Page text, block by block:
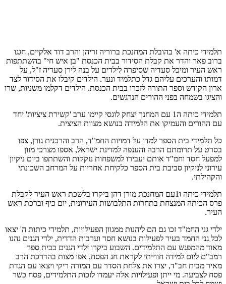
תלמידי כיתה א' בהובלת המחנכת ברוריה זריהן והרב דוד אלקיים, חגגו
ברוב פאר והדר את קבלת הסידור בבית הכנסת "בן איש חי" בהשתתפות
ראש העיר ומיכל סעדיה שסיפרה לילדים על בנה לירן סעדיה ז"ל, על
דמותו והערכים עליהם גדל כתלמיד ונער. הילדים קיבלו את הסידור לצד
ארון הקודש וספר התורה לזכרו בבית הכנסת. הילדים דקלמו משניות, שרו
והציגו בשמחה בפני ההורים הנרגשים.
תלמידי כיתה ה1 עם המחנך יצחק לוגסי קיימו ערב 'קשירת ציציות' יחד
עם ההורים והעמיקו את הלמידה בנושא מצוות הציצית.
כל תלמידי בית הספר למדו על דמויות החמ"ד, הרב והרבנית גורן, צפו
בסרט על תרומתם הרבה והענפה למדינת ישראל, אספו מצרכי מזון
למפעל חסד וחמ"ד אותם יעבירו למשפחות נזקקות והשתתפו ביום ניקיון
עירוני לניקיון סביבת בית הספר כלקיחת אחריות על המרחב השכונתי
והקהילתי.
תלמידי כיתה ו1עם המחנכת מורן דהן ביקרו בלשכת ראש העיר לקבלת
פרס הכיתה המנצחת בתחרות התלבושות העירונית, יום כיף וברכת ראש
העיר.
ילדי גני החמ"ד זכו גם הם ליהנות ממגוון הפעילויות, תלמידי כיתות ה' יצאו
לכל גני החמד בעיר לפעילות בנושא חסד וערבות הדדית, ילדי הגנים נהנו
מאוד מהמפגש עם התלמידים. השבוע ביקרו ילדי הגנים בבית ספר
רמב"ם ליום למידה חווייתי לקראת חג הפסח, אפו מצות בהדרכת הרב
מאיר מבית חב"ד, יצרו את צלחת הסדר עם המורה ריקי ויצאו עם הגדת
פסח לצביעה. מי ייתן ופעילויות אלה יעמדו לזכות התלמידים, פסח כשר